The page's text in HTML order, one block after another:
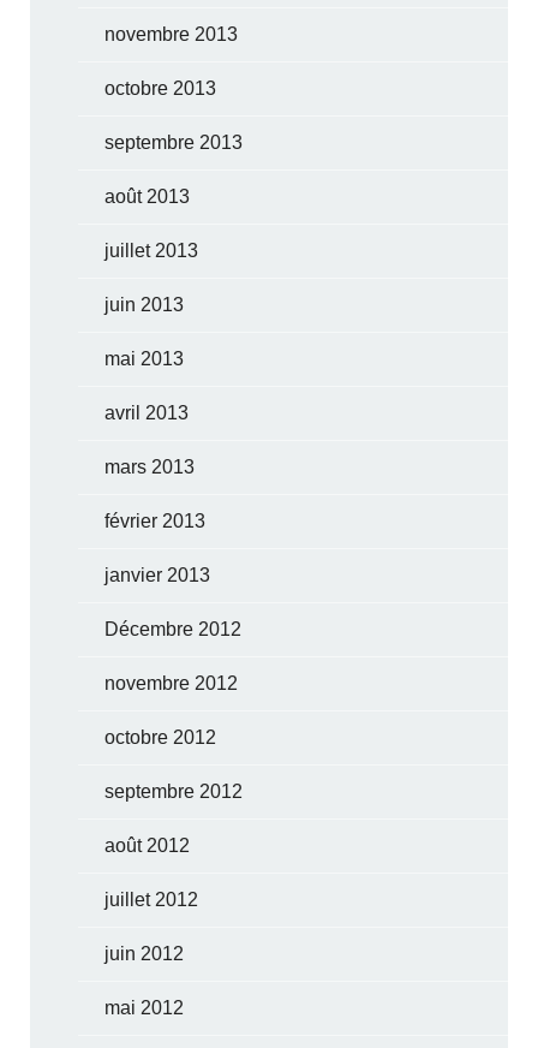
novembre 2013
octobre 2013
septembre 2013
août 2013
juillet 2013
juin 2013
mai 2013
avril 2013
mars 2013
février 2013
janvier 2013
Décembre 2012
novembre 2012
octobre 2012
septembre 2012
août 2012
juillet 2012
juin 2012
mai 2012